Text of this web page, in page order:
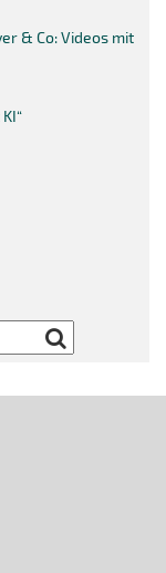
& Co: Videos mit